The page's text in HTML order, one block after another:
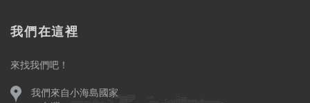
我們在這裡
來找我們吧！
我們來自小海島國家